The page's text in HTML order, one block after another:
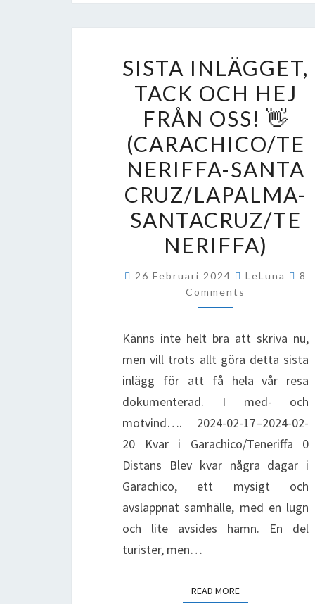
INLÄGGET,
TACK
OCH
HEJ
FRÅN
OSS!
👋
(CARACHICO/
SANTA
CRUZ/LAPALMA-
SANTACRUZ/
SISTA INLÄGGET,
TACK OCH HEJ
FRÅN OSS! 👋
(CARACHICO/TE
NERIFFA-SANTA
CRUZ/LAPALMA-
SANTACRUZ/TE
NERIFFA)
26 Februari 2024 LeLuna
8
Comments
Känns inte helt bra att skriva nu,
men vill trots allt göra detta sista
inlägg för att få hela vår resa
dokumenterad. I med- och
motvind…. 2024-02-17–2024-02-
20 Kvar i Garachico/Teneriffa 0
Distans Blev kvar några dagar i
Garachico, ett mysigt och
avslappnat samhälle, med en lugn
och lite avsides hamn. En del
turister, men…
READ MOREREAD MORE